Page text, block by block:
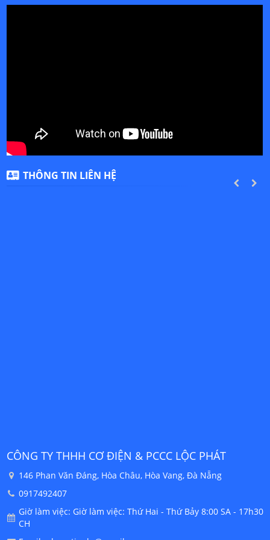
THÔNG TIN LIÊN HỆ
PREVIOUS
CÔNG TY THHH CƠ ĐIỆN & PCCC LỘC PHÁT
146 Phan Văn Đáng, Hòa Châu, Hòa Vang, Đà Nẵng
0917492407
Giờ làm việc: Giờ làm việc: Thứ Hai - Thứ Bảy 8:00 SA - 17h30
CH
NEXT